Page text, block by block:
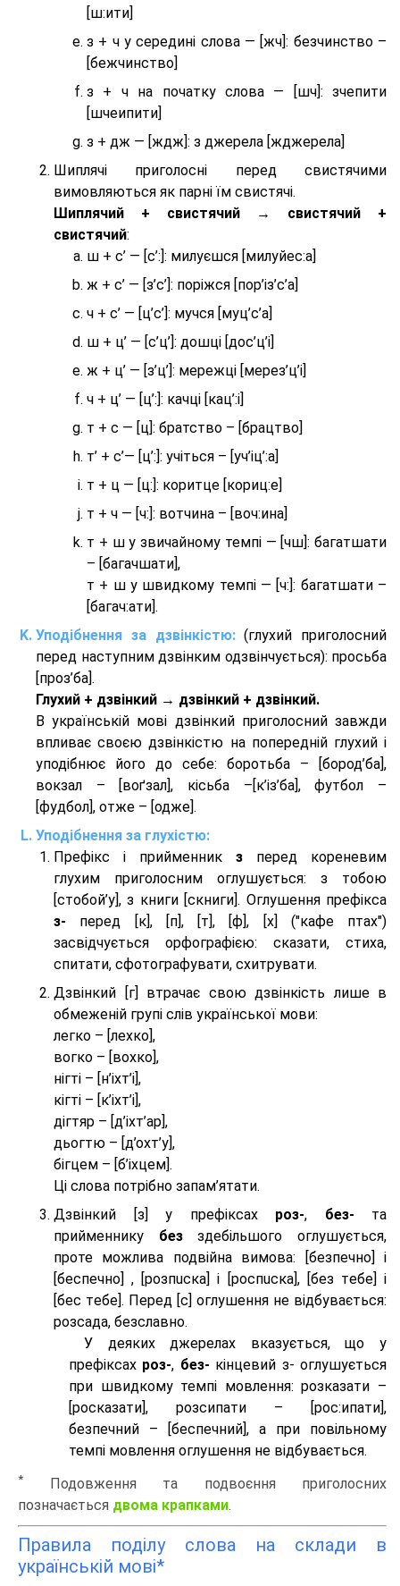
[ш:ити]
з + ч у середині слова — [жч]: безчинство –
[бежчинство]
з + ч на початку слова — [шч]: зчепити
[шчеипити]
з + дж — [ждж]: з джерела [жджерела]
Шиплячі приголосні перед свистячими
вимовляються як парні їм свистячі.
Шиплячий + свистячий → свистячий +
свистячий:
ш + с’ — [с’:]: милуєшся [милуйес:а]
ж + с’ — [з’с’]: поріжся [пор’із’с’а]
ч + с’ — [ц’с’]: мучся [муц’с’а]
ш + ц’ — [с’ц’]: дошці [дос’ц’і]
ж + ц’ — [з’ц’]: мережці [мерез’ц’і]
ч + ц’ — [ц’:]: качці [кац’:і]
т + с — [ц]: братство – [брaцтво]
т’ + с’— [ц’:]: учіться – [уч’іц’:a]
т + ц — [ц:]: коритце [кориц:е]
т + ч — [ч:]: вотчина – [вoч:ина]
т + ш у звичайному темпі — [чш]: багатшати
– [багачшати],
т + ш у швидкому темпі — [ч:]: багатшати –
[багач:ати].
Уподібнення за дзвінкістю:(глухий приголосний
перед наступним дзвінким одзвінчується): просьба
[проз’ба].
Глухий + дзвінкий → дзвінкий + дзвінкий.
В українській мові дзвінкий приголосний завжди
впливає своєю дзвінкістю на попередній глухий і
уподібнює його до себе: боротьба – [бород’ба],
вокзал – [воґзал], кісьба –[к’із’ба], футбол –
[фудбол], отже – [одже].
Уподібнення за глухістю:
Префікс і прийменник з перед кореневим
глухим приголосним оглушується: з тобою
[стобой’у], з книги [скниги]. Оглушення префікса
з- перед [к], [п], [т], [ф], [х] ("кафе птах")
засвідчується орфографією: сказати, стиха,
спитати, сфотографувати, схитрувати.
Дзвінкий [г] втрачає свою дзвінкість лише в
обмеженій групі слів української мови:
легко – [лехко],
вогко – [вохко],
нігті – [н’іхт’і],
кігті – [к’іхт’і],
дігтяр – [д’іхт’ар],
дьогтю – [д’охт’у],
бігцем – [б’іхцем].
Ці слова потрібно запам’ятати.
Дзвінкий [з] у префіксах роз-, без- та
прийменнику безздебільшого оглушується,
проте можлива подвійна вимова: [безпeчно] і
[беспeчно] , [розпuска] і [роспuска], [без тeбе] і
[бес тeбе]. Перед [с] оглушення не відбувається:
розсада, безславно.
У деяких джерелах вказується, що у
префіксах роз-, без- кінцевий з- оглушується
при швидкому темпі мовлення: розказати –
[росказати], розсипати – [роc:ипати],
безпечний – [беспечний], а при повільному
темпі мовлення оглушення не відбувається.
*
Подовження та подвоєння приголосних
позначається двома крапками.
Правила поділу слова на склади в
українській мові*